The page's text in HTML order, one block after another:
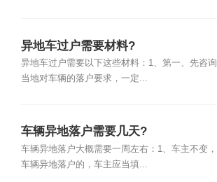
异地车过户需要材料?
异地车过户需要以下这些材料：1、第一、先咨询
当地对车辆的落户要求，一定...
车辆异地落户需要几天?
车辆异地落户大概需要一周左右：1、车主不变，
车辆异地落户的，车主应当填...